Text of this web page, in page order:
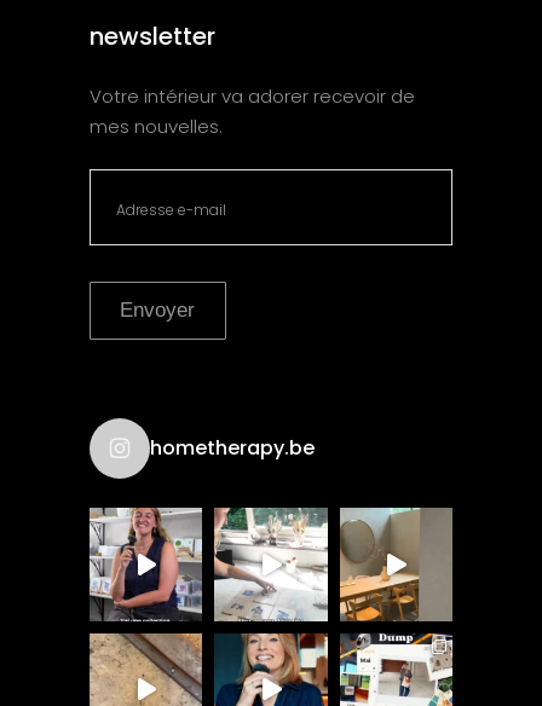
newsletter
Votre intérieur va adorer recevoir de
mes nouvelles.
Envoyer
hometherapy.be